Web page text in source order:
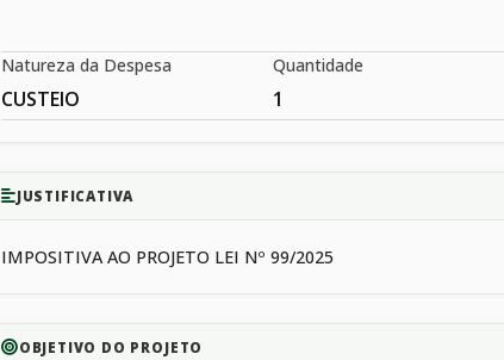
Natureza da Despesa
CUSTEIO
Quantidade
1
JUSTIFICATIVA
IMPOSITIVA AO PROJETO LEI Nº 99/2025
OBJETIVO DO PROJETO